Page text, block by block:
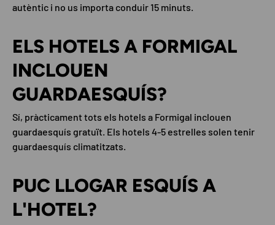
autèntic i no us importa conduir 15 minuts.
ELS HOTELS A FORMIGAL
INCLOUEN
GUARDAESQUÍS?
Sí, pràcticament tots els hotels a Formigal inclouen
guardaesquís gratuït. Els hotels 4-5 estrelles solen tenir
guardaesquís climatitzats.
PUC LLOGAR ESQUÍS A
L'HOTEL?